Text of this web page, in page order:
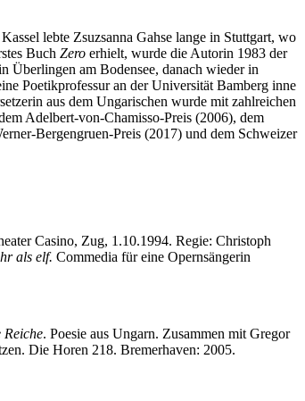
lebte Zsuzsanna Gahse lange in Stuttgart, wo
Buch Zero erhielt, wurde die Autorin 1983 der
Überlingen am Bodensee, danach wieder in
Poetikprofessur an der Universität Bamberg inne
aus dem Ungarischen wurde mit zahlreichen
Adelbert-von-Chamisso-Preis (2006), dem
Bergengruen-Preis (2017) und dem Schweizer
Casino, Zug, 1.10.1994. Regie: Christoph
als elf. Commedia für eine Opernsängerin
Reiche. Poesie aus Ungarn. Zusammen mit Gregor
Die Horen 218. Bremerhaven: 2005.